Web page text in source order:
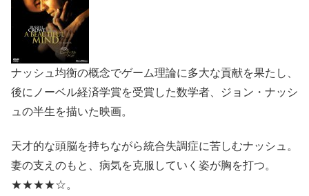
ナッシュ均衡の概念でゲーム理論に多大な貢献を果たし、
後にノーベル経済学賞を受賞した数学者、ジョン・ナッシ
ュの半生を描いた映画。
天才的な頭脳を持ちながら統合失調症に苦しむナッシュ。
妻の支えのもと、病気を克服していく姿が胸を打つ。
★★★★☆。